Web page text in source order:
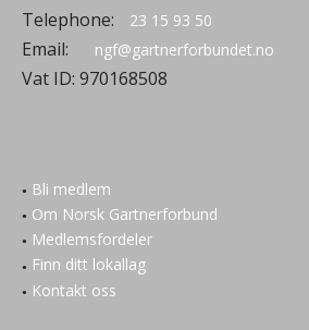
Telephone:
23 15 93 50
Email: ngf@gartnerforbundet.no
Vat ID: 970168508
Bli medlem
Om Norsk Gartnerforbund
Medlemsfordeler
Finn ditt lokallag
Kontakt oss